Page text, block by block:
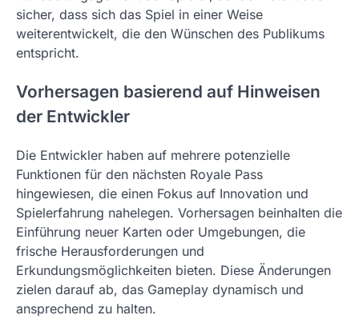
sicher, dass sich das Spiel in einer Weise
weiterentwickelt, die den Wünschen des Publikums
entspricht.
Vorhersagen basierend auf Hinweisen
der Entwickler
Die Entwickler haben auf mehrere potenzielle
Funktionen für den nächsten Royale Pass
hingewiesen, die einen Fokus auf Innovation und
Spielerfahrung nahelegen. Vorhersagen beinhalten die
Einführung neuer Karten oder Umgebungen, die
frische Herausforderungen und
Erkundungsmöglichkeiten bieten. Diese Änderungen
zielen darauf ab, das Gameplay dynamisch und
ansprechend zu halten.